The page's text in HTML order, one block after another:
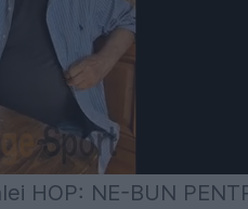
HOP: NE-BUN